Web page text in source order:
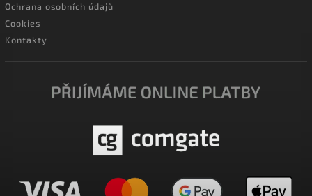
Ochrana osobních údajů
Cookies
Kontakty